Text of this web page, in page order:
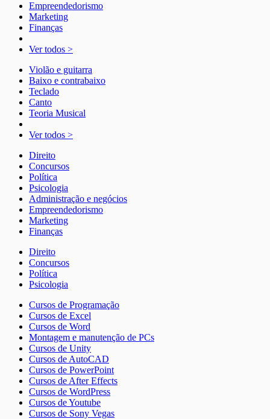
Empreendedorismo
Marketing
Finanças
Ver todos >
Violão e guitarra
Baixo e contrabaixo
Teclado
Canto
Teoria Musical
Ver todos >
Direito
Concursos
Política
Psicologia
Administração e negócios
Empreendedorismo
Marketing
Finanças
Direito
Concursos
Política
Psicologia
Cursos de Programação
Cursos de Excel
Cursos de Word
Montagem e manutenção de PCs
Cursos de Unity
Cursos de AutoCAD
Cursos de PowerPoint
Cursos de After Effects
Cursos de WordPress
Cursos de Youtube
Cursos de Sony Vegas